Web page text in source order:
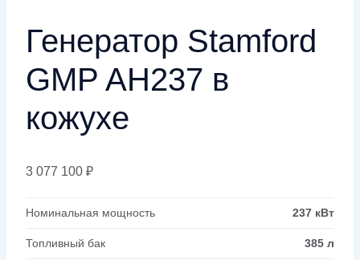
Генератор Stamford
GMP AH237 в
кожухе
3 077 100 ₽
Номинальная мощность 237 кВт
Топливный бак 385 л